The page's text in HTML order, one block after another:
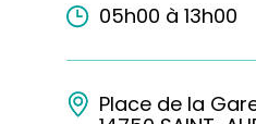
05h00 à 13h00
Place de la